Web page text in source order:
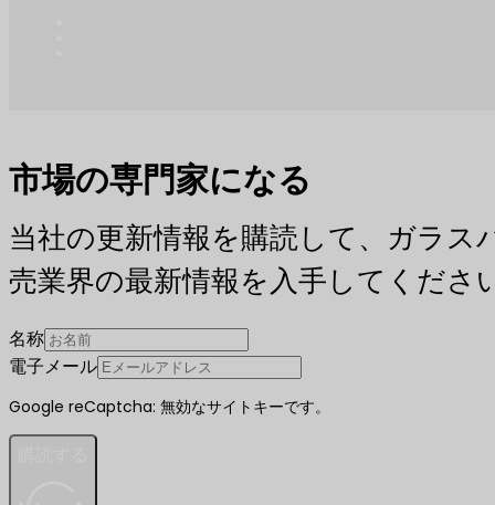
市場の専門家になる
当社の更新情報を購読して、ガラス
売業界の最新情報を入手してくださ
名称
電子メール
Google reCaptcha: 無効なサイトキーです。